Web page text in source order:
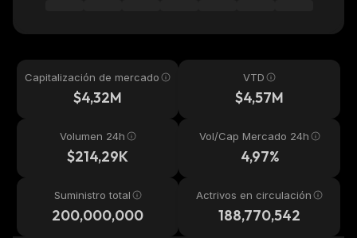
Capitalización de mercado
$4,32M
VTD
$4,57M
Volumen 24h
$214,29K
Vol/Cap Mercado 24h
4,97%
Suministro total
200,000,000
Actrivos en circulación
188,770,542